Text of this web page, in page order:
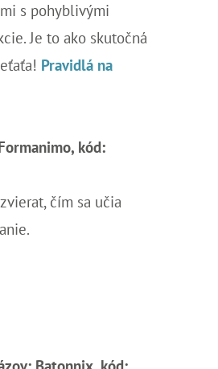
s pohyblivými
Je to ako skutočná
Pravidlá na
kód:
čím sa učia